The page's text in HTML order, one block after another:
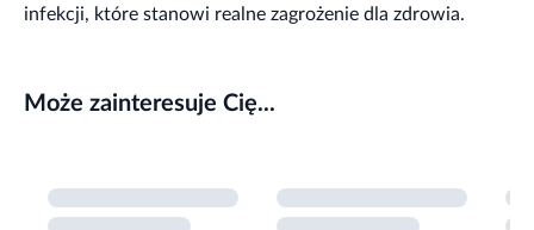
infekcji, które stanowi realne zagrożenie dla zdrowia.
Może zainteresuje Cię...